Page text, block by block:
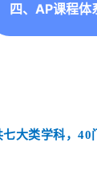
四、AP课程体
大类学科，40